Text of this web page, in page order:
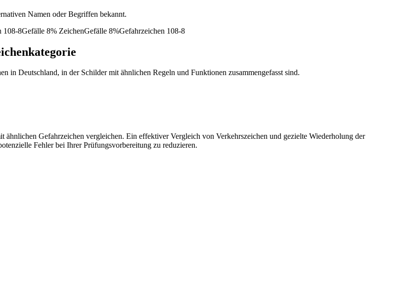
Namen oder Begriffen bekannt.
108-8Gefälle 8% ZeichenGefälle 8%Gefahrzeichen 108-8
in Deutschland, in der Schilder mit ähnlichen Regeln und Funktionen zusammengefasst sind.
Gefahrzeichen vergleichen. Ein effektiver Vergleich von Verkehrszeichen und gezielte Wiederholung der
Fehler bei Ihrer Prüfungsvorbereitung zu reduzieren.